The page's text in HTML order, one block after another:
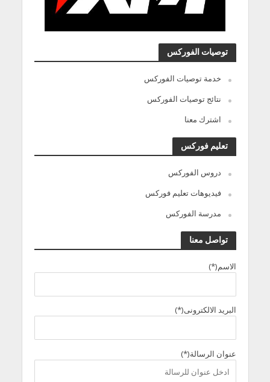
توصيات الفوركس
خدمة توصيات الفوركس
نتائج توصيات الفوركس
اشترك معنا
تعليم فوركس
دروس الفوركس
فيديوهات تعليم فوركس
مدرسة الفوركس
تواصل معنا
الاسم(*)
البريد الالكترونى(*)
عنوان الرسالة(*)